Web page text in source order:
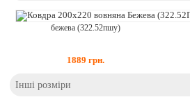
бежева (322.52пшу)
1889 грн.
Інші розміри